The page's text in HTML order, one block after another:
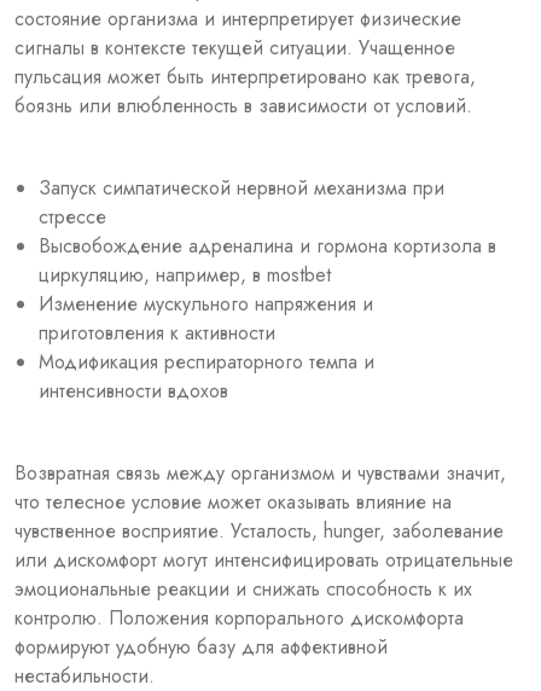
состояние организма и интерпретирует физические
сигналы в контексте текущей ситуации. Учащенное
пульсация может быть интерпретировано как тревога,
боязнь или влюбленность в зависимости от условий.
Запуск симпатической нервной механизма при
стрессе
Высвобождение адреналина и гормона кортизола в
циркуляцию, например, в mostbet
Изменение мускульного напряжения и
приготовления к активности
Модификация респираторного темпа и
интенсивности вдохов
Возвратная связь между организмом и чувствами значит,
что телесное условие может оказывать влияние на
чувственное восприятие. Усталость, hunger, заболевание
или дискомфорт могут интенсифицировать отрицательные
эмоциональные реакции и снижать способность к их
контролю. Положения корпорального дискомфорта
формируют удобную базу для аффективной
нестабильности.